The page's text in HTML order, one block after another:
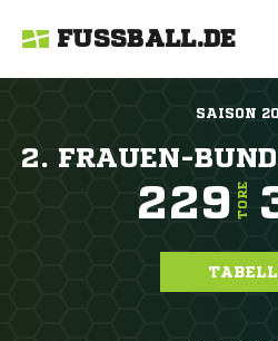
FUSSBALL.DE
SAISON
2. FRAUEN-
229 TORE